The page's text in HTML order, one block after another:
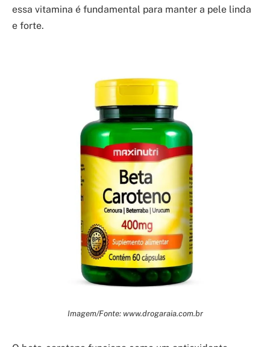
essa vitamina é fundamental para manter a pele linda
e forte.
Imagem/Fonte: www.drogaraia.com.br